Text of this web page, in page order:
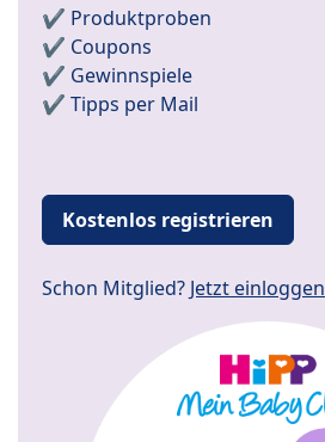
✔️ Produktproben
✔️ Coupons
✔️ Gewinnspiele
✔️ Tipps per Mail
Kostenlos registrieren
Schon Mitglied? Jetzt einloggen